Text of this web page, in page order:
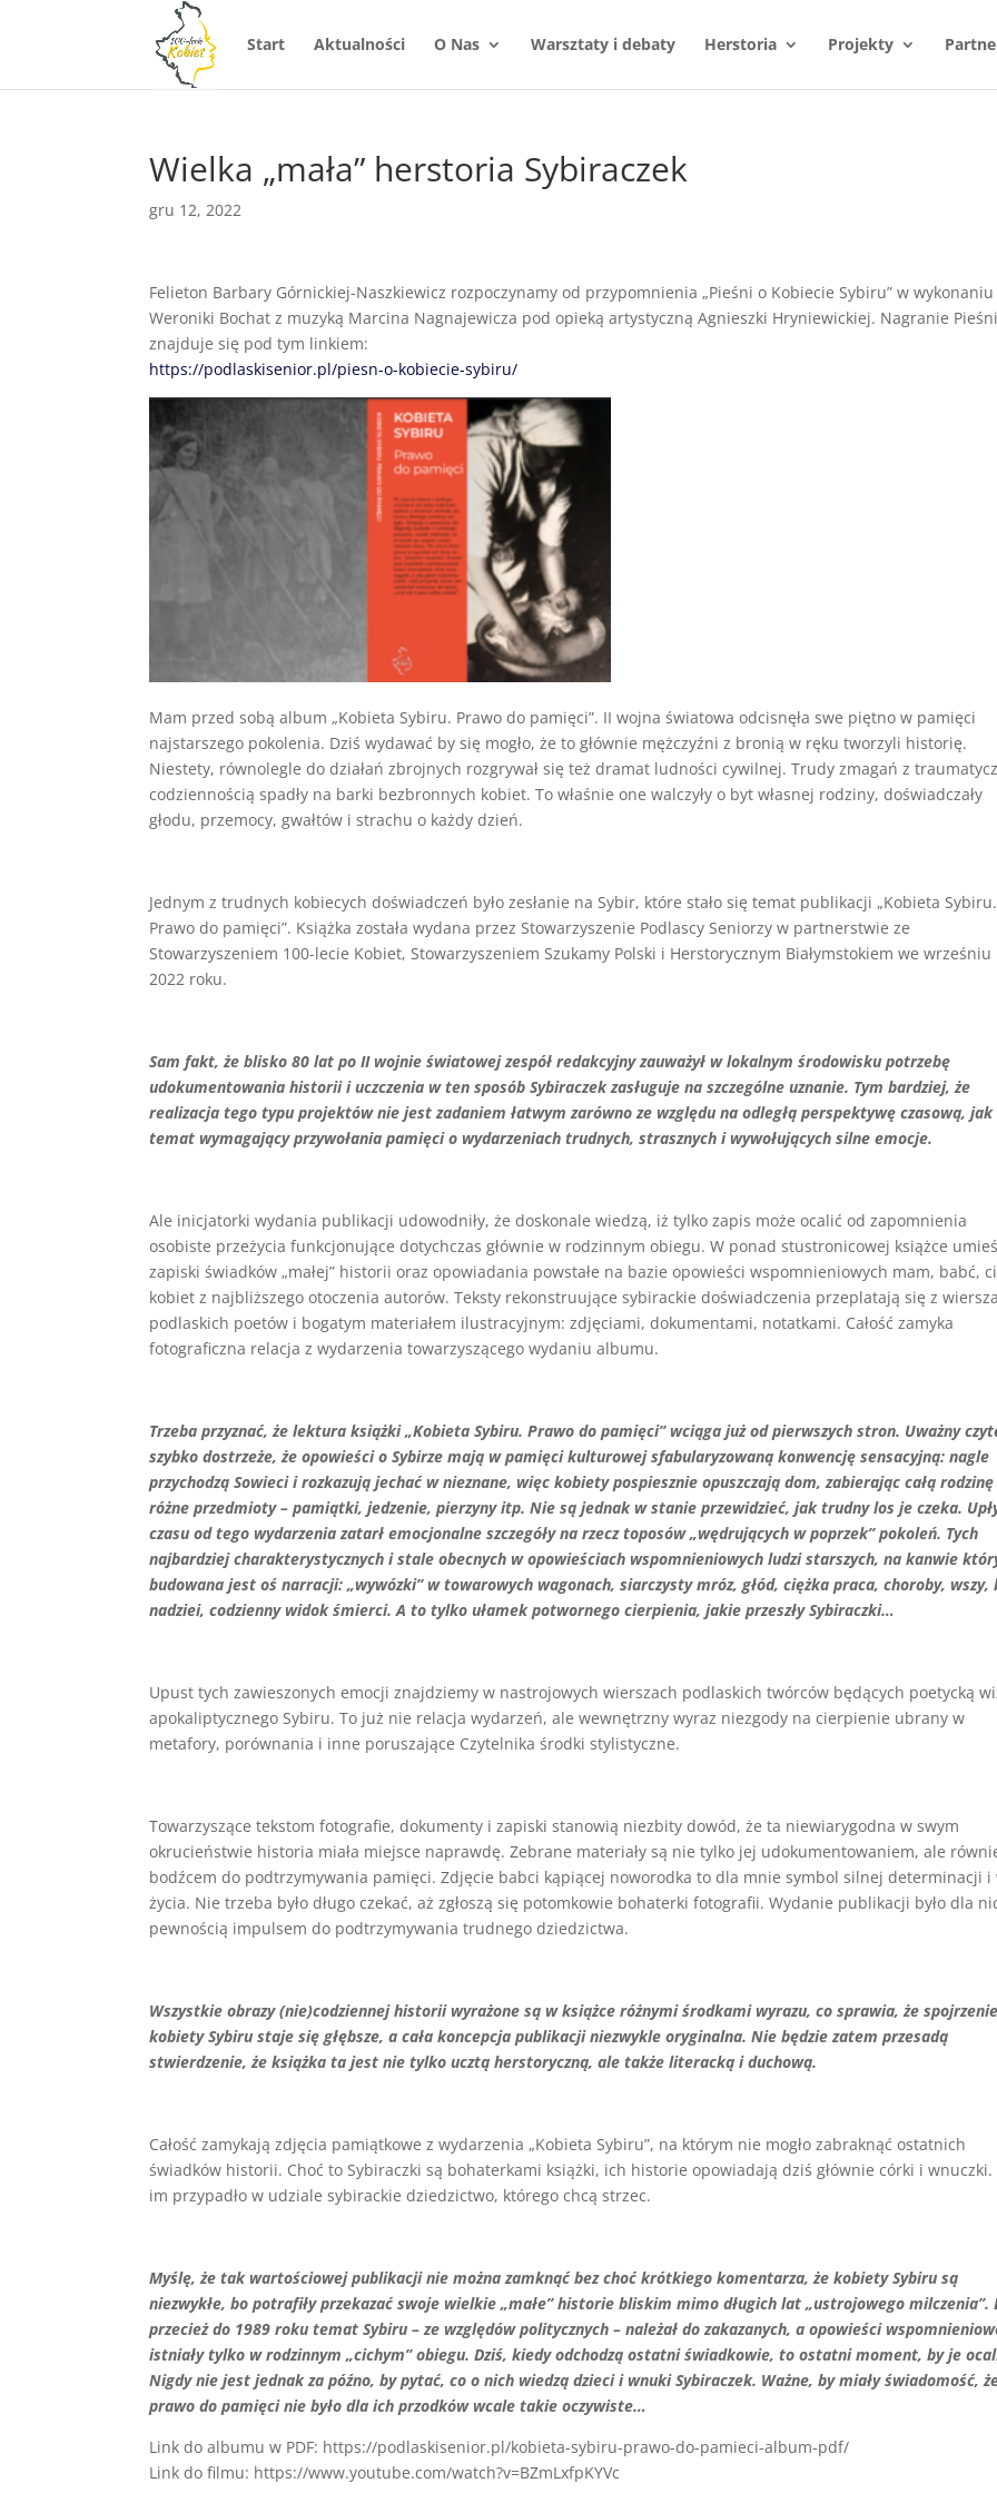
Start Aktualności O Nas Warsztaty i debaty Herstoria Projekty
Wielka „mała” herstoria Sybiraczek
gru 12, 2022
Felieton Barbary Górnickiej-Naszkiewicz rozpoczynamy od przypomnienia „Pieśni o Kobiecie Sybiru” w wykonaniu
Weroniki Bochat z muzyką Marcina Nagnajewicza pod opieką artystyczną Agnieszki Hryniewickiej. Nagranie Pieśni
znajduje się pod tym linkiem:
https://podlaskisenior.pl/piesn-o-kobiecie-sybiru/
Mam przed sobą album „Kobieta Sybiru. Prawo do pamięci”. II wojna światowa odcisnęła swe piętno w pamięci
najstarszego pokolenia. Dziś wydawać by się mogło, że to głównie mężczyźni z bronią w ręku tworzyli historię.
Niestety, równolegle do działań zbrojnych rozgrywał się też dramat ludności cywilnej. Trudy zmagań z
codziennością spadły na barki bezbronnych kobiet. To właśnie one walczyły o byt własnej rodziny, doświadczały
głodu, przemocy, gwałtów i strachu o każdy dzień.
Jednym z trudnych kobiecych doświadczeń było zesłanie na Sybir, które stało się temat publikacji „Kobieta Sybiru.
Prawo do pamięci”. Książka została wydana przez Stowarzyszenie Podlascy Seniorzy w partnerstwie ze
Stowarzyszeniem 100-lecie Kobiet, Stowarzyszeniem Szukamy Polski i Herstorycznym Białymstokiem we wrześniu
2022 roku.
Sam fakt, że blisko 80 lat po II wojnie światowej zespół redakcyjny zauważył w lokalnym środowisku potrzebę
udokumentowania historii i uczczenia w ten sposób Sybiraczek zasługuje na szczególne uznanie. Tym bardziej, że
realizacja tego typu projektów nie jest zadaniem łatwym zarówno ze względu na odległą perspektywę czasową,
temat wymagający przywołania pamięci o wydarzeniach trudnych, strasznych i wywołujących silne emocje.
Ale inicjatorki wydania publikacji udowodniły, że doskonale wiedzą, iż tylko zapis może ocalić od zapomnienia
osobiste przeżycia funkcjonujące dotychczas głównie w rodzinnym obiegu. W ponad stustronicowej książce
zapiski świadków „małej” historii oraz opowiadania powstałe na bazie opowieści wspomnieniowych mam, babć,
kobiet z najbliższego otoczenia autorów. Teksty rekonstruujące sybirackie doświadczenia przeplatają się z
podlaskich poetów i bogatym materiałem ilustracyjnym: zdjęciami, dokumentami, notatkami. Całość zamyka
fotograficzna relacja z wydarzenia towarzyszącego wydaniu albumu.
Trzeba przyznać, że lektura książki „Kobieta Sybiru. Prawo do pamięci” wciąga już od pierwszych stron. Uważny
szybko dostrzeże, że opowieści o Sybirze mają w pamięci kulturowej sfabularyzowaną konwencję sensacyjną: nagle
przychodzą Sowieci i rozkazują jechać w nieznane, więc kobiety pospiesznie opuszczają dom, zabierając całą
różne przedmioty – pamiątki, jedzenie, pierzyny itp. Nie są jednak w stanie przewidzieć, jak trudny los je czeka.
czasu od tego wydarzenia zatarł emocjonalne szczegóły na rzecz toposów „wędrujących w poprzek” pokoleń. Tych
najbardziej charakterystycznych i stale obecnych w opowieściach wspomnieniowych ludzi starszych, na kanwie
budowana jest oś narracji: „wywózki” w towarowych wagonach, siarczysty mróz, głód, ciężka praca, choroby, wszy,
nadziei, codzienny widok śmierci. A to tylko ułamek potwornego cierpienia, jakie przeszły Sybiraczki…
Upust tych zawieszonych emocji znajdziemy w nastrojowych wierszach podlaskich twórców będących poetycką
apokaliptycznego Sybiru. To już nie relacja wydarzeń, ale wewnętrzny wyraz niezgody na cierpienie ubrany w
metafory, porównania i inne poruszające Czytelnika środki stylistyczne.
Towarzyszące tekstom fotografie, dokumenty i zapiski stanowią niezbity dowód, że ta niewiarygodna w swym
okrucieństwie historia miała miejsce naprawdę. Zebrane materiały są nie tylko jej udokumentowaniem, ale
bodźcem do podtrzymywania pamięci. Zdjęcie babci kąpiącej noworodka to dla mnie symbol silnej determinacji i
życia. Nie trzeba było długo czekać, aż zgłoszą się potomkowie bohaterki fotografii. Wydanie publikacji było dla
pewnością impulsem do podtrzymywania trudnego dziedzictwa.
Wszystkie obrazy (nie)codziennej historii wyrażone są w książce różnymi środkami wyrazu, co sprawia, że
kobiety Sybiru staje się głębsze, a cała koncepcja publikacji niezwykle oryginalna. Nie będzie zatem przesadą
stwierdzenie, że książka ta jest nie tylko ucztą herstoryczną, ale także literacką i duchową.
Całość zamykają zdjęcia pamiątkowe z wydarzenia „Kobieta Sybiru”, na którym nie mogło zabraknąć ostatnich
świadków historii. Choć to Sybiraczki są bohaterkami książki, ich historie opowiadają dziś głównie córki i wnuczki.
im przypadło w udziale sybirackie dziedzictwo, którego chcą strzec.
Myślę, że tak wartościowej publikacji nie można zamknąć bez choć krótkiego komentarza, że kobiety Sybiru są
niezwykłe, bo potrafiły przekazać swoje wielkie „małe” historie bliskim mimo długich lat „ustrojowego milczenia”.
przecież do 1989 roku temat Sybiru – ze względów politycznych – należał do zakazanych, a opowieści
istniały tylko w rodzinnym „cichym” obiegu. Dziś, kiedy odchodzą ostatni świadkowie, to ostatni moment, by je
Nigdy nie jest jednak za późno, by pytać, co o nich wiedzą dzieci i wnuki Sybiraczek. Ważne, by miały świadomość,
prawo do pamięci nie było dla ich przodków wcale takie oczywiste…
Link do albumu w PDF: https://podlaskisenior.pl/kobieta-sybiru-prawo-do-pamieci-album-pdf/
Link do filmu: https://www.youtube.com/watch?v=BZmLxfpKYVc